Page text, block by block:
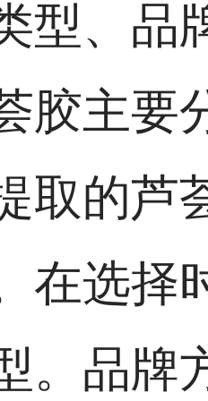
型、品
胶主要
取的芦
在选择
。品牌